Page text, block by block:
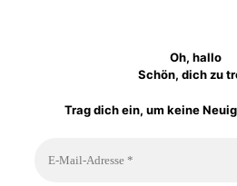
Oh, hallo
Schön, dich zu
Trag dich ein, um keine